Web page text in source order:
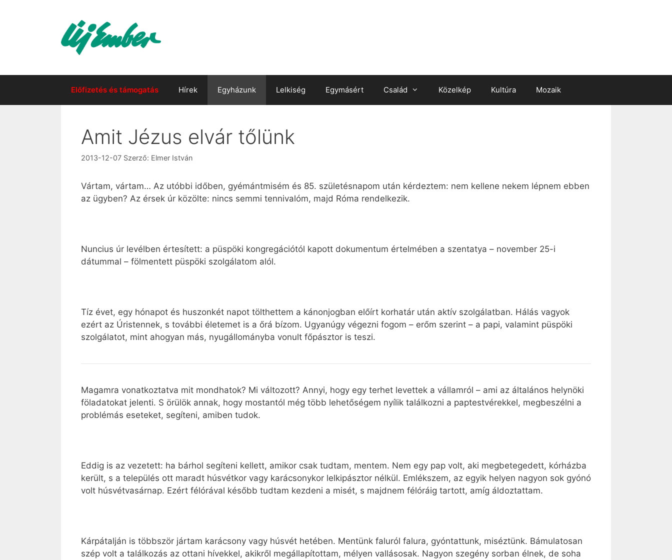
Előfizetés és támogatás Hírek Egyházunk Lelkiség Egymásért Család Közelkép Kultúra Mozaik
Amit Jézus elvár tőlünk
2013-12-07 Szerző: Elmer István
Vártam, vártam… Az utóbbi időben, gyémántmisém és 85. születésnapom után kérdeztem: nem kellene nekem lépnem ebben
az ügyben? Az érsek úr közölte: nincs semmi tennivalóm, majd Róma rendelkezik.
Nuncius úr levélben értesített: a püspöki kongregációtól kapott dokumentum értelmében a szentatya – november 25-i
dátummal – fölmentett püspöki szolgálatom alól.
Tíz évet, egy hónapot és huszonkét napot tölthettem a kánonjogban előírt korhatár után aktív szolgálatban. Hálás vagyok
ezért az Úristennek, s további életemet is a őrá bízom. Ugyanúgy végezni fogom – erőm szerint – a papi, valamint püspöki
szolgálatot, mint ahogyan más, nyugállományba vonult főpásztor is teszi.
Magamra vonatkoztatva mit mondhatok? Mi változott? Annyi, hogy egy terhet levettek a vállamról – ami az általános helynöki
föladatokat jelenti. S örülök annak, hogy mostantól még több lehetőségem nyílik találkozni a paptestvérekkel, megbeszélni a
problémás eseteket, segíteni, amiben tudok.
Eddig is az vezetett: ha bárhol segíteni kellett, amikor csak tudtam, mentem. Nem egy pap volt, aki megbetegedett, kórházba
került, s a település ott maradt húsvétkor vagy karácsonykor lelkipásztor nélkül. Emlékszem, az egyik helyen nagyon sok gyónó
volt húsvétvasárnap. Ezért félórával később tudtam kezdeni a misét, s majdnem félóráig tartott, amíg áldoztattam.
Kárpátalján is többször jártam karácsony vagy húsvét hetében. Mentünk faluról falura, gyóntattunk, miséztünk. Bámulatosan
szép volt a találkozás az ottani hívekkel, akikről megállapítottam, mélyen vallásosak. Nagyon szegény sorban élnek, de soha